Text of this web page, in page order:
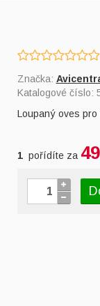
Značka:
Katalogové číslo:
Loupaný oves pro
1 pořídíte za